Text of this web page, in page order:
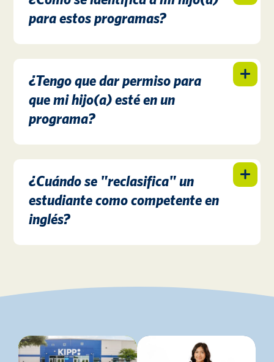
para estos programas?
¿Tengo que dar permiso para
que mi hijo(a) esté en un
programa?
¿Cuándo se "reclasifica" un
estudiante como competente en
inglés?